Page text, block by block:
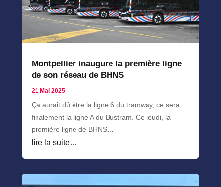
Montpellier inaugure la première ligne
de son réseau de BHNS
21 Mai 2025
Ça aurait dû être la ligne 6 du tramway, ce sera
finalement la ligne A du Bustram. Ce jeudi, la
première ligne de BHNS…
lire la suite…